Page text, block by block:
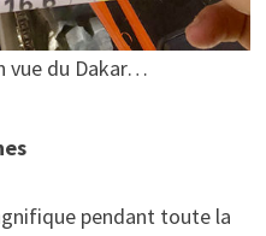
vue du Dakar…
pendant toute la